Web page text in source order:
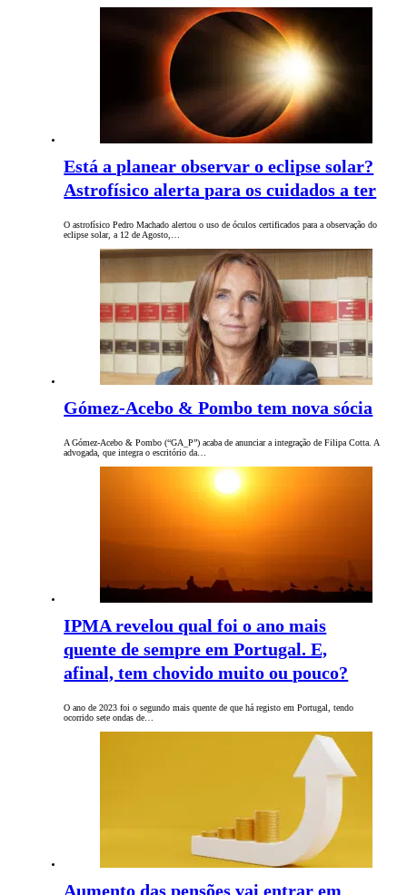
Está a planear observar o eclipse solar?
Astrofísico alerta para os cuidados a ter
O astrofísico Pedro Machado alertou o uso de óculos certificados para a observação do
eclipse solar, a 12 de Agosto,…
Gómez-Acebo & Pombo tem nova sócia
A Gómez-Acebo & Pombo (“GA_P”) acaba de anunciar a integração de Filipa Cotta. A
advogada, que integra o escritório da…
IPMA revelou qual foi o ano mais
quente de sempre em Portugal. E,
afinal, tem chovido muito ou pouco?
O ano de 2023 foi o segundo mais quente de que há registo em Portugal, tendo
ocorrido sete ondas de…
Aumento das pensões vai entrar em